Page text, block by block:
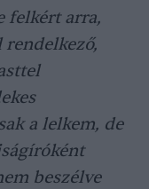
felkért arra,
a lelkem, de
beszélve